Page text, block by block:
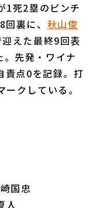
ーポリシー
問
1死2塁のピンチ
裏に、 秋山俊
えた最終9回表
先発・ワイナ
責点0を記録。打
クしている。
国忠
人